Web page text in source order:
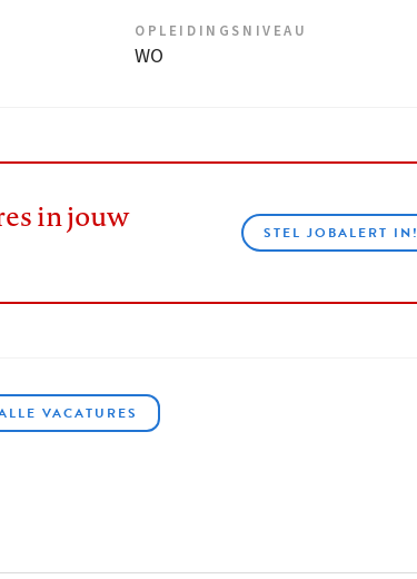
OPLEIDINGSNIVEAU
WO
in jouw
STEL JOBALERT IN!
VACATURES